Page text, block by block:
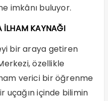
imkânı buluyor.
İLHAM KAYNAĞI
bir araya getiren
özellikle
verici bir öğrenme
uçağın içinde bilimin